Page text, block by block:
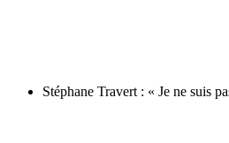
Stéphane Travert : « Je ne suis